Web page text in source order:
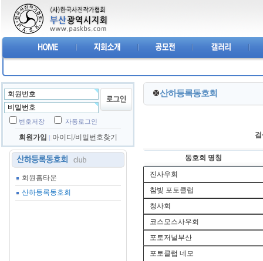
번호저장 자동로그인
회원가입 아이디/비밀번호찾기
회원홈타운
산하등록동호회
산하등록동호회
동호회 명칭
진사우회
참빛 포토클럽
청사회
코스모스사우회
포토저널부산
포토클럽 네모